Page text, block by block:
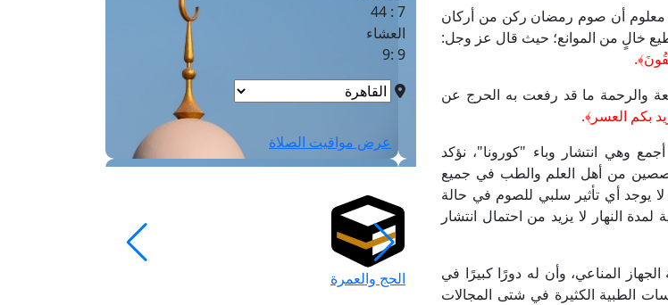
معلوم أن صوم رمضان ركن من أركان
خالٍ من الموانع؛ حيث قال عز وجل:
والرحمة ما قد رفعت به الحرج عن
بكم العسر﴾.
وهي انتشار وباء "كورونا"، نؤكد
من أهل العلم والطب في جميع
لا يوجد أي تأثير سلبي للصوم في حالة
النهار لا يزيد من احتمال انتشار
المناعي، وأن له دورًا كبيرًا في
الطبية الكثيرة في شتى المجالات
7 : 44
العشاء
9 :9
عرض مواقيت الصلاة
الحج والعمرة